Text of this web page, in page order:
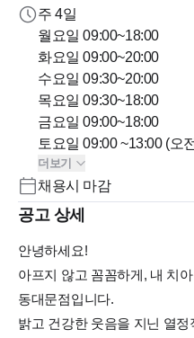
주 4일
월요일 09:00~18:00
화요일 09:00~20:00
수요일 09:30~20:00
목요일 09:30~18:00
금요일 09:00~18:00
토요일 09:00 ~13:00 (오전진료)
더보기
채용시 마감
공고 상세
안녕하세요!
아프지 않고 꼼꼼하게, 내 치
동대문점입니다.
밝고 건강한 웃음을 지닌 열